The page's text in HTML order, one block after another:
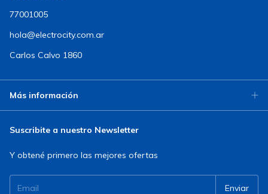
77001005
hola@electrocity.com.ar
Carlos Calvo 1860
Más información
Suscribite a nuestro Newsletter
Y obtené primero las mejores ofertas